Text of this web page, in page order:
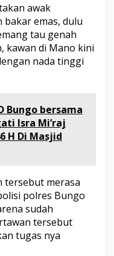
awak
emas, dulu
tau genah
kawan di Mano kini
nada tinggi
Bungo bersama
Isra Mi’raj
H Di Masjid
tersebut merasa
polres Bungo
sudah
tersebut
tugas nya